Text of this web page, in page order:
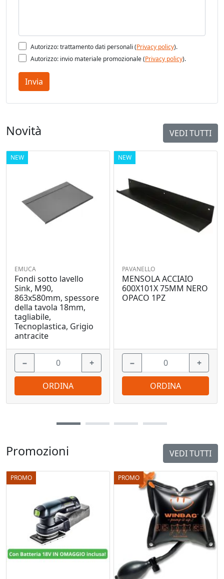
Autorizzo: trattamento dati personali (Privacy policy).
Autorizzo: invio materiale promozionale (Privacy policy).
Invia
Promozioni VEDI TUTTI
PROMO PROMO
Novità VEDI TUTTI
NEW
EMUCA
Fondi sotto lavello
Sink, M90,
863x580mm, spessore
della tavola 18mm,
tagliabile,
Tecnoplastica, Grigio
antracite
− +
ORDINA
NEW
PAVANELLO
MENSOLA ACCIAIO
600X101X 75MM NERO
OPACO 1PZ
− +
ORDINA